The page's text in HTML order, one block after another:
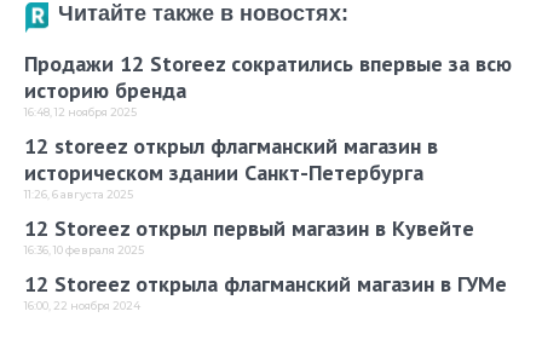
Читайте также в новостях:
Продажи 12 Storeez сократились впервые за всю
историю бренда
16:48, 12 ноября 2025
12 storeez открыл флагманский магазин в
историческом здании Санкт-Петербурга
11:26, 6 августа 2025
12 Storeez открыл первый магазин в Кувейте
16:36, 10 февраля 2025
12 Storeez открыла флагманский магазин в ГУМе
16:00, 22 ноября 2024